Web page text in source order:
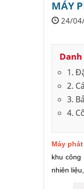
MÁY
24/
1.
2.
3.
4.
Máy
khu công
nhiên